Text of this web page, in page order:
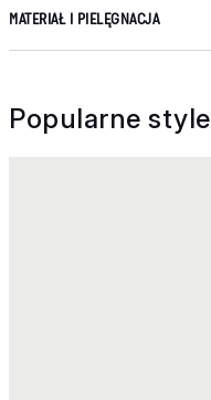
MATERIAŁ I PIELĘGNACJA
Popularne style